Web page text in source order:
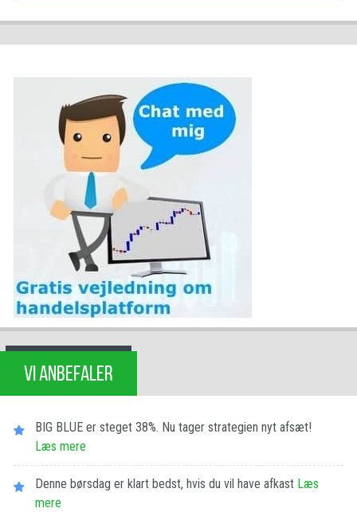
VI ANBEFALER
BIG BLUE er steget 38%. Nu tager strategien nyt afsæt!
Læs mere
Denne børsdag er klart bedst, hvis du vil have afkast Læs
mere